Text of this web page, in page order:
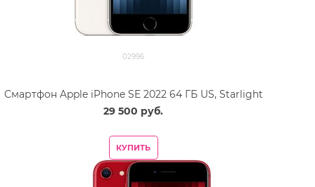
02996
Смартфон Apple iPhone SE 2022 64 ГБ US, Starlight
29 500 руб.
КУПИТЬ